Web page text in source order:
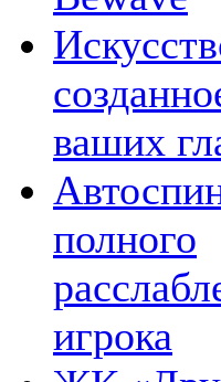
ваших
полного
игрока